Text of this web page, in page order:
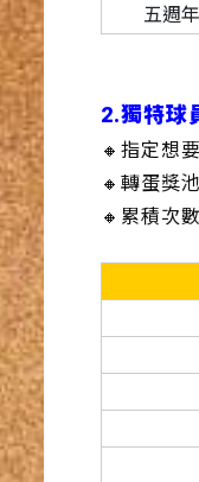
五週
2.獨特球
🔸指定想
🔸轉蛋獎
🔸累積次